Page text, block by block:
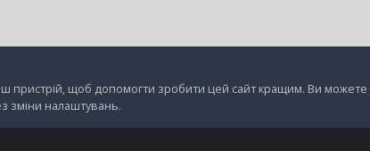
пристрій, щоб допомогти зробити цей сайт кращим. Ви можете
зміни налаштувань.